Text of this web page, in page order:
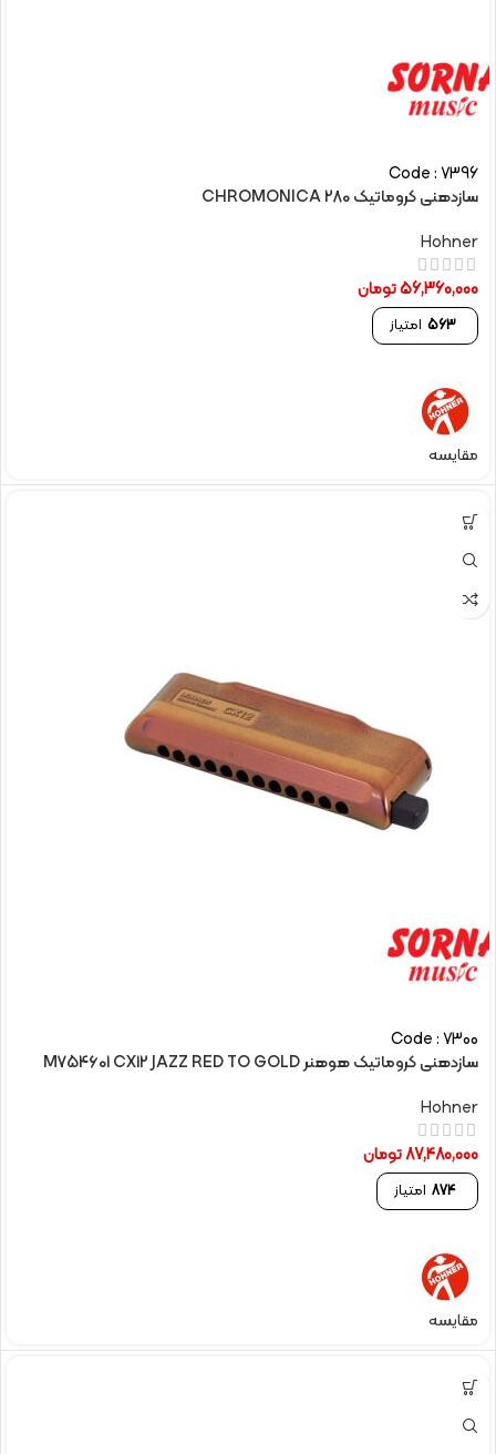
Code : 7396
سازدهنی کروماتیک CHROMONICA 280
Hohner
56,360,000تومان
563 امتیاز
مقایسه
Code : 7300
سازدهنی کروماتیک هوهنر M754601 CX12 JAZZ RED TO GOLD
Hohner
87,480,000تومان
874 امتیاز
مقایسه